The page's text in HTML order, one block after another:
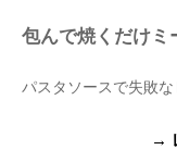
包んで焼くだけミ
パスタソースで失敗
→